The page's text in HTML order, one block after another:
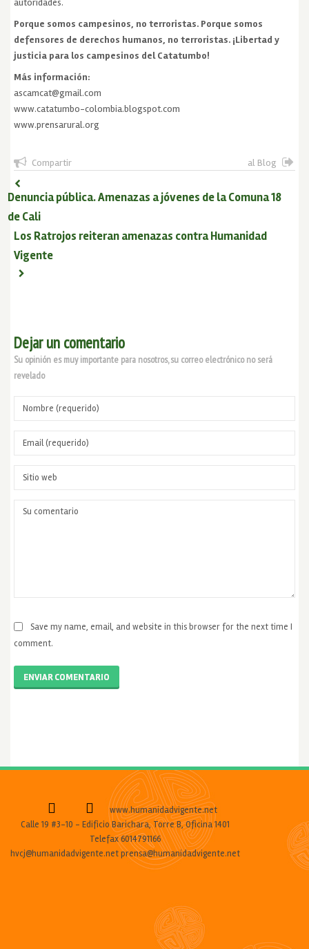
autoridades.
Porque somos campesinos, no terroristas. Porque somos
defensores de derechos humanos, no terroristas. ¡Libertad y
justicia para los campesinos del Catatumbo!
Más información:
ascamcat@gmail.com
www.catatumbo-colombia.blogspot.com
www.prensarural.org
Compartir al Blog
Denuncia pública. Amenazas a jóvenes de la Comuna 18
de Cali
Los Ratrojos reiteran amenazas contra Humanidad
Vigente
Dejar un comentario
Su opinión es muy importante para nosotros, su correo electrónico no será
revelado
Save my name, email, and website in this browser for the next time I
comment.
ENVIAR COMENTARIO
www.humanidadvigente.net
Calle 19 #3-10 - Edificio Barichara, Torre B, Oficina 1401
Telefax 6014791166
hvcj@humanidadvigente.net prensa@humanidadvigente.net